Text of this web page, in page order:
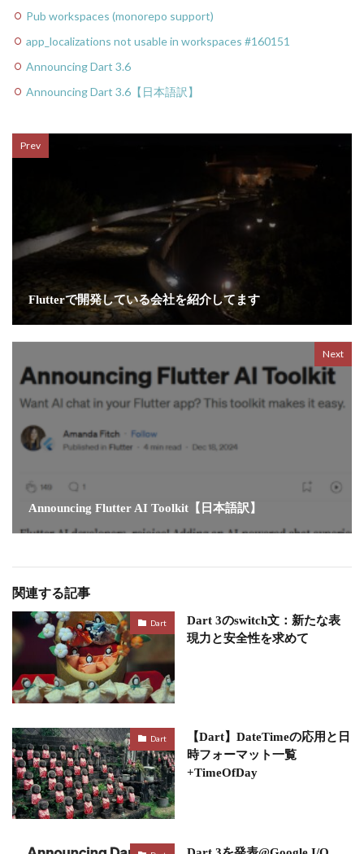
Pub workspaces (monorepo support)
app_localizations not usable in workspaces #160151
Announcing Dart 3.6
Announcing Dart 3.6【日本語訳】
Prev
Flutterで開発している会社を紹介してます
Next
Announcing Flutter AI Toolkit【日本語訳】
関連する記事
Dart
Dart 3のswitch文：新たな表
現力と安全性を求めて
Dart
【Dart】DateTimeの応用と日
時フォーマット一覧
+TimeOfDay